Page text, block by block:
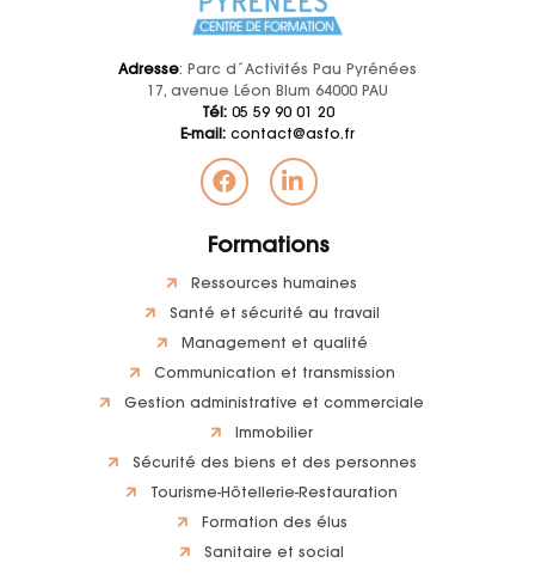
Adresse: Parc d´Activités Pau Pyrénées
17, avenue Léon Blum 64000 PAU
Tél:05 59 90 01 20
E-mail: contact@asfo.fr
Formations
Ressources humaines
Santé et sécurité au travail
Management et qualité
Communication et transmission
Gestion administrative et commerciale
Immobilier
Sécurité des biens et des personnes
Tourisme-Hôtellerie-Restauration
Formation des élus
Sanitaire et social